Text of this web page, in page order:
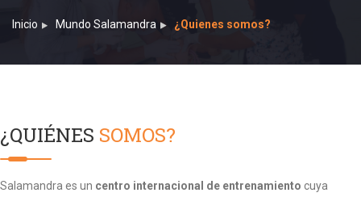
Inicio Mundo Salamandra ¿Quienes somos?
¿QUIÉNES SOMOS?
Salamandra es un centro internacional de entrenamiento cuya